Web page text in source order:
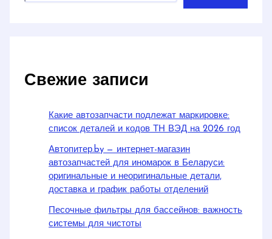
Свежие записи
Какие автозапчасти подлежат маркировке:
список деталей и кодов ТН ВЭД на 2026 год
Автопитер.by — интернет-магазин
автозапчастей для иномарок в Беларуси:
оригинальные и неоригинальные детали,
доставка и график работы отделений
Песочные фильтры для бассейнов: важность
системы для чистоты